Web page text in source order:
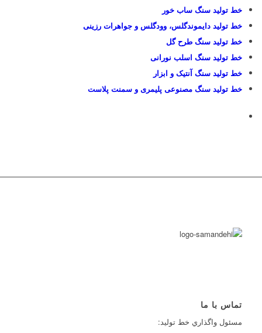
خط تولید سنگ ساب خور
خط تولید دایموندگلس، وودگلس و جواهرات رزینی
خط تولید سنگ طرح گل
خط تولید سنگ اسلب نورانی
خط تولید سنگ آنتیک و ابزار
خط تولید سنگ مصنوعی پلیمری و سمنت پلاست
تماس با ما
مسئول واگذاري خط توليد: